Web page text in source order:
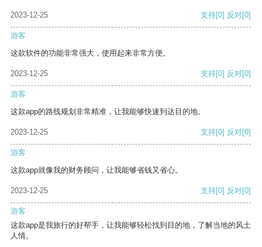
2023-12-25 支持[0] 反对[0]
游客
这款软件的功能非常强大，使用起来非常方便。
2023-12-25 支持[0] 反对[0]
游客
这款app的路线规划非常精准，让我能够快速到达目的地。
2023-12-25 支持[0] 反对[0]
游客
这款app就像我的财务顾问，让我能够省钱又省心。
2023-12-25 支持[0] 反对[0]
游客
这款app是我旅行的好帮手，让我能够轻松找到目的地，了解当地的风土
人情。